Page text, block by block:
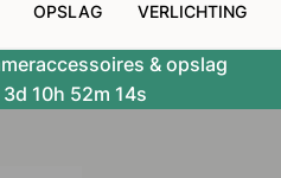
OPSLAG VERLICHTING
& opslag
3d 10h 52m 13s